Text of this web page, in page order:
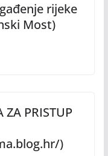
rijeke
Most)
ZA PRISTUP
)